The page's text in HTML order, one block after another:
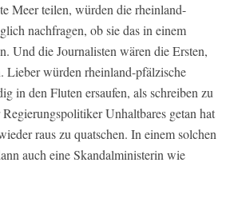
Meer teilen, würden die rheinland-
nachfragen, ob sie das in einem
Und die Journalisten wären die Ersten,
Lieber würden rheinland-pfälzische
in den Fluten ersaufen, als schreiben zu
Regierungspolitiker Unhaltbares getan hat
raus zu quatschen. In einem solchen
auch eine Skandalministerin wie